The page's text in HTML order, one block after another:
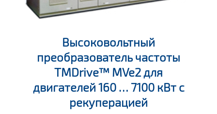
Высоковольтный
преобразователь частоты
TMDrive™ MVe2 для
двигателей 160 … 7100 кВт с
рекуперацией